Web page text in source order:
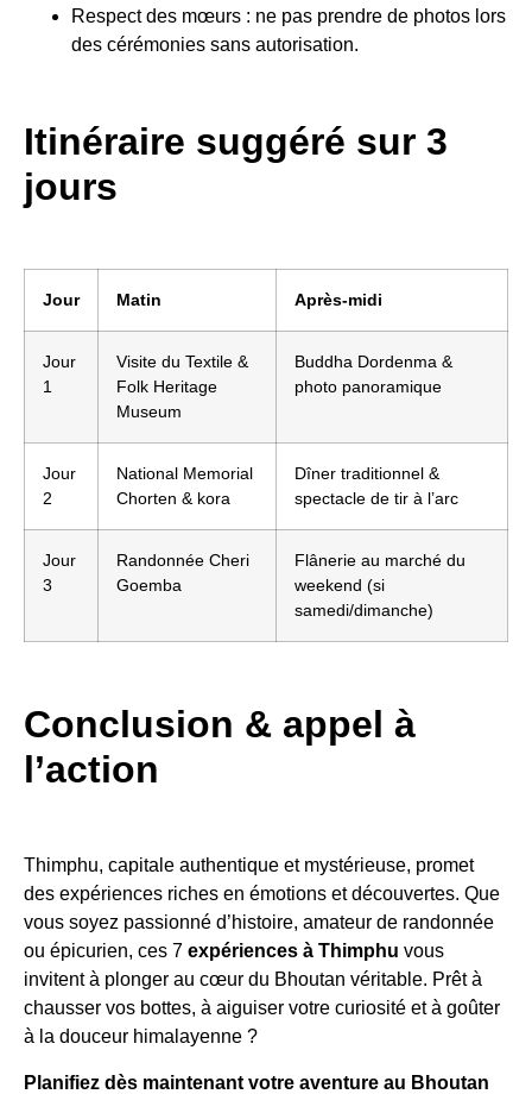
Respect des mœurs : ne pas prendre de photos lors
des cérémonies sans autorisation.
Itinéraire suggéré sur 3
jours
Jour Matin Après-midi
Jour
1
Visite du Textile &
Folk Heritage
Museum
Buddha Dordenma &
photo panoramique
Jour
2
National Memorial
Chorten & kora
Dîner traditionnel &
spectacle de tir à l’arc
Jour
3
Randonnée Cheri
Goemba
Flânerie au marché du
weekend (si
samedi/dimanche)
Conclusion & appel à
l’action
Thimphu, capitale authentique et mystérieuse, promet
des expériences riches en émotions et découvertes. Que
vous soyez passionné d’histoire, amateur de randonnée
ou épicurien, ces 7 expériences à Thimphu vous
invitent à plonger au cœur du Bhoutan véritable. Prêt à
chausser vos bottes, à aiguiser votre curiosité et à goûter
à la douceur himalayenne ?
Planifiez dès maintenant votre aventure au Bhoutan